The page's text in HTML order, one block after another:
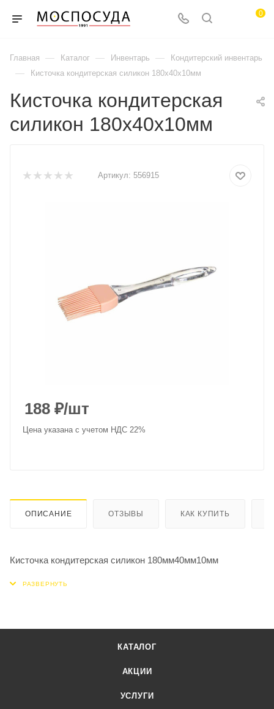
0
Главная — Каталог — Инвентарь — Кондитерский инвентарь
— Кисточка кондитерская силикон 180х40х10мм
Кисточка кондитерская
силикон 180х40х10мм
Артикул: 556915
188 ₽/шт
Цена указана с учетом НДС 22%
ОПИСАНИЕ ОТЗЫВЫ КАК КУПИТЬ
Кисточка кондитерская силикон 180мм40мм10мм
КАТАЛОГ
АКЦИИ
УСЛУГИ